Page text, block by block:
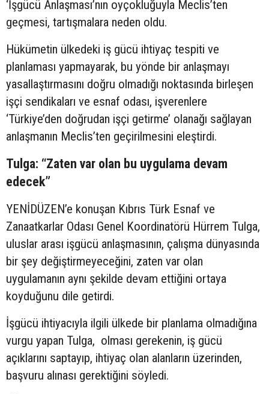
‘İşgücü Anlaşması’nın oyçokluğuyla Meclis’ten
geçmesi, tartışmalara neden oldu.
Hükümetin ülkedeki iş gücü ihtiyaç tespiti ve
planlaması yapmayarak, bu yönde bir anlaşmayı
yasallaştırmasını doğru olmadığı noktasında birleşen
işçi sendikaları ve esnaf odası, işverenlere
‘Türkiye’den doğrudan işçi getirme’ olanağı sağlayan
anlaşmanın Meclis’ten geçirilmesini eleştirdi.
Tulga: “Zaten var olan bu uygulama devam
edecek”
YENİDÜZEN’e konuşan Kıbrıs Türk Esnaf ve
Zanaatkarlar Odası Genel Koordinatörü Hürrem Tulga,
uluslar arası işgücü anlaşmasının, çalışma dünyasında
bir şey değiştirmeyeceğini, zaten var olan
uygulamanın aynı şekilde devam ettiğini ortaya
koyduğunu dile getirdi.
İşgücü ihtiyacıyla ilgili ülkede bir planlama olmadığına
vurgu yapan Tulga, olması gerekenin, iş gücü
açıklarını saptayıp, ihtiyaç olan alanların üzerinden,
başvuru alınası gerektiğini söyledi.